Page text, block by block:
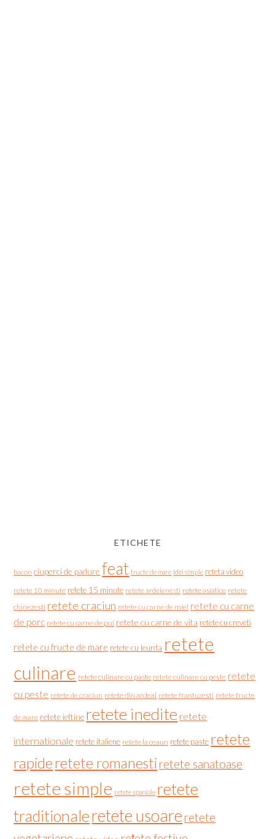
ETICHETE
bacon ciuperci de padure feat fructe de mare idei simple reteta video
retete 10 minute retete 15 minute retete ardelenesti retete asiatice retete
chinezesti retete craciun retete cu carne de miel retete cu carne
de porc retete cu carne de pui retete cu carne de vita retete cu creveti
retete cu fructe de mare retete cu leurda retete
culinare retete culinare cu paste retete culinare cu peste retete
cu peste retete de craciun retete din ardeal retete frantuzesti retete fructe
de mare retete ieftine retete inedite retete
internationale retete italiene retete la ceaun retete paste retete
rapideretete romanesti retete sanatoase
retete simple retete spaniole retete
traditionaleretete usoare retete